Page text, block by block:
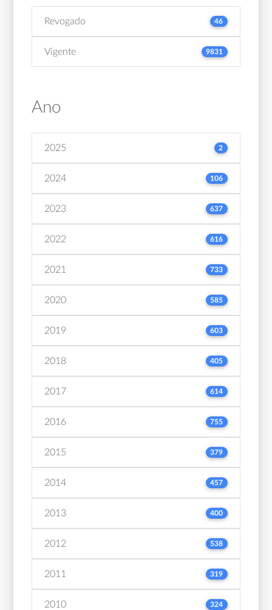
Revogado 46
Vigente 9831
Ano
2025 2
2024 106
2023 637
2022 616
2021 733
2020 585
2019 603
2018 405
2017 614
2016 755
2015 379
2014 457
2013 400
2012 538
2011 319
2010 324